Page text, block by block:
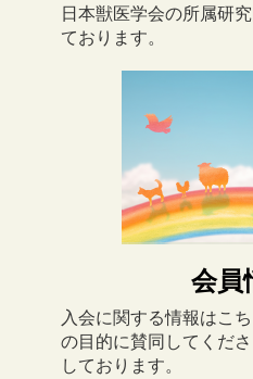
日本獣医学会の所属研
ております。
会員
入会に関する情報はこ
の目的に賛同してくだ
しております。